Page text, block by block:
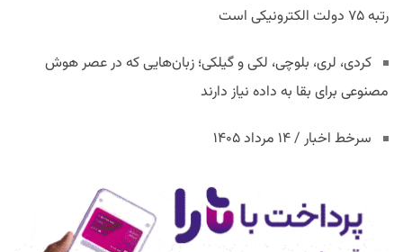
رتبه ۷۵ دولت الکترونیکی است
کردی، لری، بلوچی، لکی و گیلکی؛ زبان‌هایی که در عصر هوش
مصنوعی برای بقا به داده نیاز دارند
سرخط اخبار / ۱۴ مرداد ۱۴۰۵